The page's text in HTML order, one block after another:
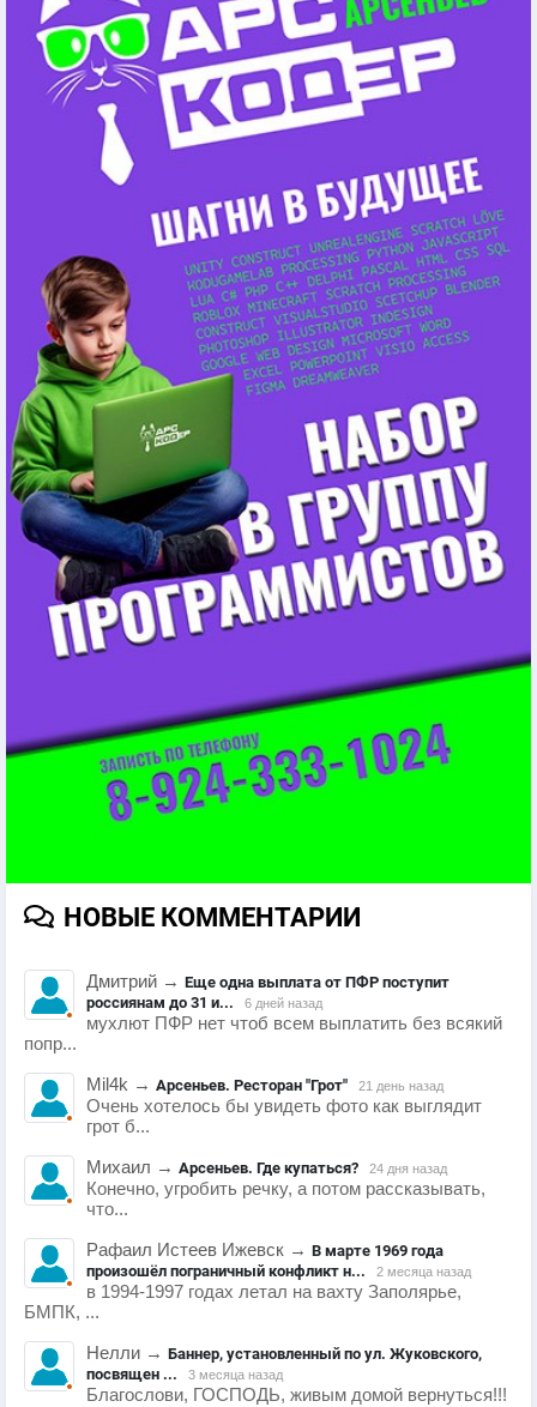
НОВЫЕ КОММЕНТАРИИ
Дмитрий → Еще одна выплата от ПФР поступит
россиянам до 31 и...
6 дней назад
мухлют ПФР нет чтоб всем выплатить без всякий
попр...
Mil4k → Арсеньев. Ресторан "Грот" 21 день назад
Очень хотелось бы увидеть фото как выглядит
грот б...
Михаил → Арсеньев. Где купаться? 24 дня назад
Конечно, угробить речку, а потом рассказывать,
что...
Рафаил Истеев Ижевск → В марте 1969 года
произошёл пограничный конфликт н...
2 месяца назад
в 1994-1997 годах летал на вахту Заполярье,
БМПК, ...
Нелли → Баннер, установленный по ул. Жуковского,
посвящен ...
3 месяца назад
Благослови, ГОСПОДЬ, живым домой вернуться!!!